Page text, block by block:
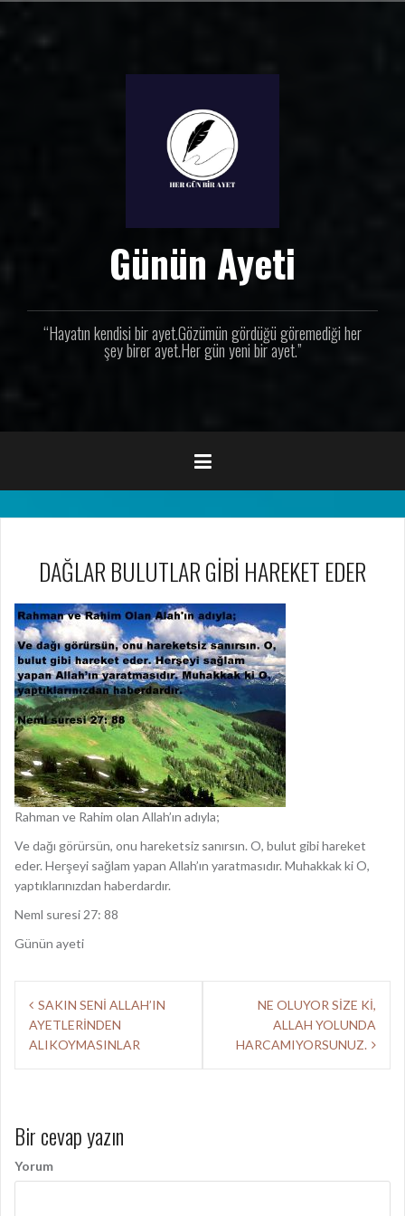
Günün Ayeti
“Hayatın kendisi bir ayet.Gözümün gördüğü göremediği her
şey birer ayet.Her gün yeni bir ayet.”
DAĞLAR BULUTLAR GİBİ HAREKET EDER
Rahman ve Rahim olan Allah’ın adıyla;
Ve dağı görürsün, onu hareketsiz sanırsın. O, bulut gibi hareket
eder. Herşeyi sağlam yapan Allah’ın yaratmasıdır. Muhakkak ki O,
yaptıklarınızdan haberdardır.
Neml suresi 27: 88
Günün ayeti
d
o
l
SAKIN SENİ ALLAH’IN
AYETLERİNDEN
ALIKOYMASINLAR
NE OLUYOR SİZE Kİ,
ALLAH YOLUNDA
HARCAMIYORSUNUZ.
Bir cevap yazın
Yorum